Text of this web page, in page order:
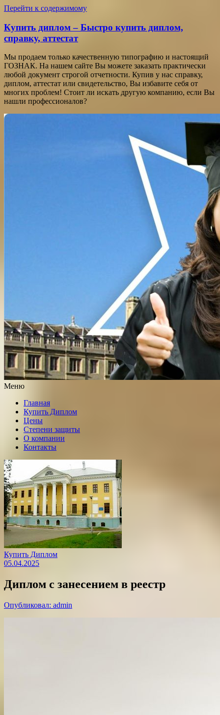
Перейти к содержимому
Купить диплом – Быстро купить диплом,
справку, аттестат
Мы продаем только качественную типографию и настоящий
ГОЗНАК. На нашем сайте Вы можете заказать практически
любой документ строгой отчетности. Купив у нас справку,
диплом, аттестат или свидетельство, Вы избавите себя от
многих проблем! Стоит ли искать другую компанию, если Вы
нашли профессионалов?
Меню
Главная
Купить Диплом
Цены
Степени защиты
О компании
Контакты
Купить Диплом
05.04.2025
Диплом с занесением в реестр
Опубликовал: admin